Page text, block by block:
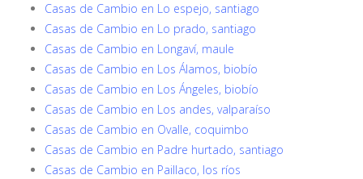
Casas de Cambio en Lo espejo, santiago
Casas de Cambio en Lo prado, santiago
Casas de Cambio en Longaví, maule
Casas de Cambio en Los Álamos, biobío
Casas de Cambio en Los Ángeles, biobío
Casas de Cambio en Los andes, valparaíso
Casas de Cambio en Ovalle, coquimbo
Casas de Cambio en Padre hurtado, santiago
Casas de Cambio en Paillaco, los ríos